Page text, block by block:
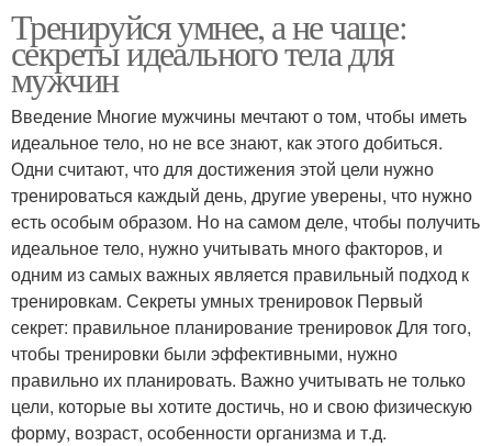
Тренируйся умнее, а не чаще:
секреты идеального тела для
мужчин
Введение Многие мужчины мечтают о том, чтобы иметь
идеальное тело, но не все знают, как этого добиться.
Одни считают, что для достижения этой цели нужно
тренироваться каждый день, другие уверены, что нужно
есть особым образом. Но на самом деле, чтобы получить
идеальное тело, нужно учитывать много факторов, и
одним из самых важных является правильный подход к
тренировкам. Секреты умных тренировок Первый
секрет: правильное планирование тренировок Для того,
чтобы тренировки были эффективными, нужно
правильно их планировать. Важно учитывать не только
цели, которые вы хотите достичь, но и свою физическую
форму, возраст, особенности организма и т.д.